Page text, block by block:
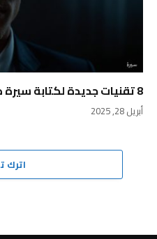
8 تقنيات جديدة لكتابة سيرة ذاتية تتحدى المنافسة
أبريل 28, 2025
اترك